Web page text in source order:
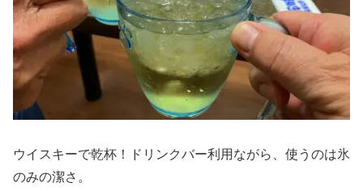
ウイスキーで乾杯！ドリンクバー利用ながら、使うのは氷
のみの潔さ。